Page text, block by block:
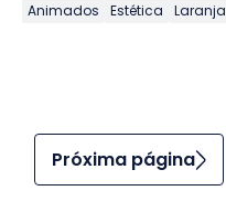
Animados Estética Laranja
Próxima página